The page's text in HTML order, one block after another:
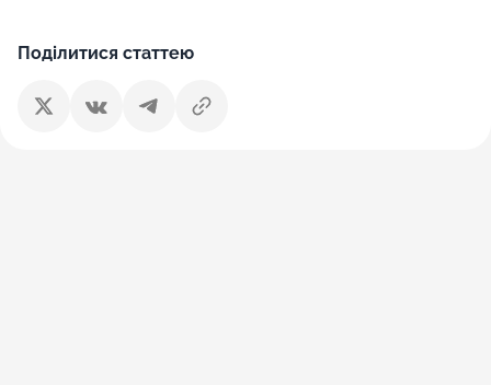
Поділитися статтею